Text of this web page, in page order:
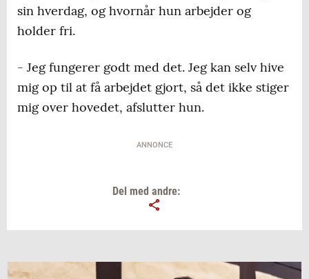
sin hverdag, og hvornår hun arbejder og
holder fri.
- Jeg fungerer godt med det. Jeg kan selv hive
mig op til at få arbejdet gjort, så det ikke stiger
mig over hovedet, afslutter hun.
ANNONCE
Del med andre: